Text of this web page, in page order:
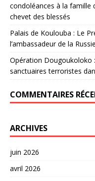
condoléances à la famille
chevet des blessés
Palais de Koulouba : Le
l’ambassadeur de la Russie
Opération Dougoukoloko
sanctuaires terroristes
COMMENTAIRES
ARCHIVES
juin 2026
avril 2026